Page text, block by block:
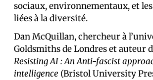
sociaux, environnementaux, et
liées à la diversité.
Dan McQuillan, chercheur à
Goldsmiths de Londres et auteur
Resisting AI : An Anti-fascist
intelligence (Bristol University